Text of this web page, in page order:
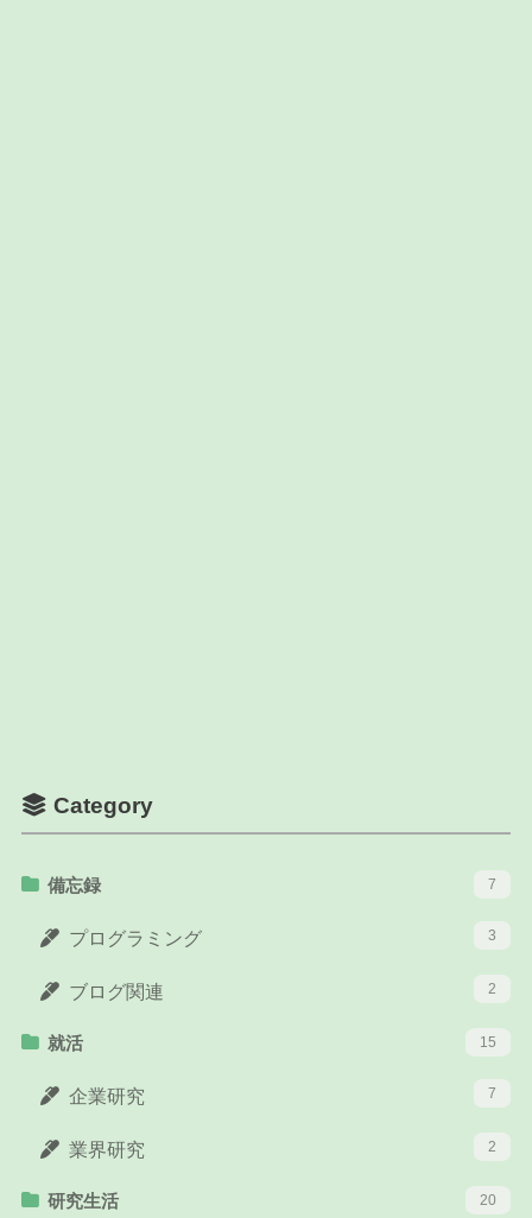
Category
備忘録 7
プログラミング 3
ブログ関連 2
就活 15
企業研究 7
業界研究 2
研究生活 20